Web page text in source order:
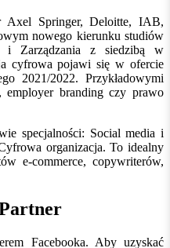
Springer, Deloitte, IAB,
nowego kierunku studiów
i Zarządzania z siedzibą w
cyfrowa pojawi się w ofercie
2021/2022. Przykładowymi
employer branding czy prawo
specjalności: Social media i
organizacja. To idealny
e-commerce, copywriterów,
Facebooka. Aby uzyskać